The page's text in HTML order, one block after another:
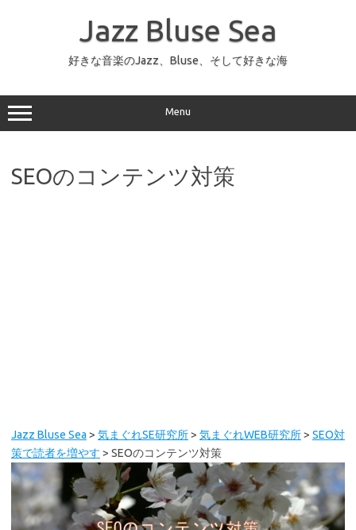
ッ
プ
Jazz Bluse Sea
好きな音楽のJazz、Bluse、そして好きな海
Menu
SEOのコンテンツ対策
Jazz Bluse Sea > 気まぐれSE研究所> 気まぐれWEB研究所> SEO対
策で読者を増やす > SEOのコンテンツ対策